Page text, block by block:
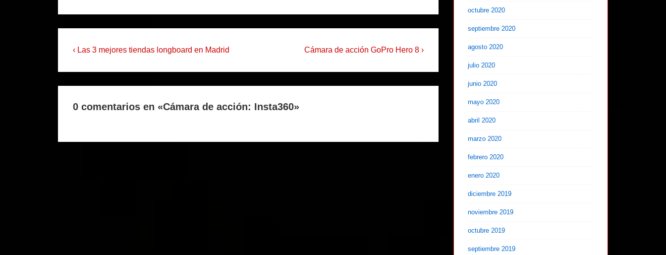
Navegación
entradas
La
‹ Las 3 mejores tiendas longboard en Madrid
La
Cámara de acción GoPro Hero 8 ›
0 comentarios en «Cámara de acción: Insta360»
octubre 2020
septiembre 2020
agosto 2020
julio 2020
junio 2020
mayo 2020
abril 2020
marzo 2020
febrero 2020
enero 2020
diciembre 2019
noviembre 2019
octubre 2019
septiembre 2019